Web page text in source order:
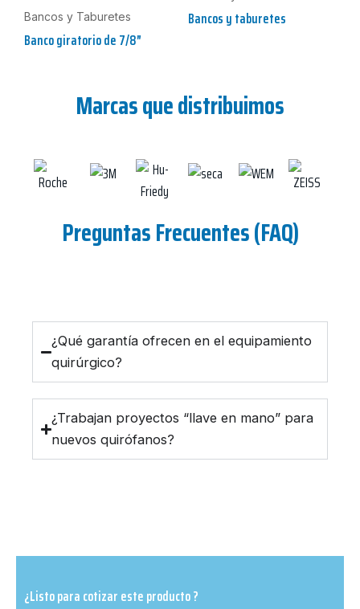
Bancos y Taburetes
Banco giratorio de 7/8″
Bancos y taburetes
Marcas que distribuimos
Preguntas Frecuentes (FAQ)
¿Qué garantía ofrecen en el equipamiento
quirúrgico?
¿Trabajan proyectos “llave en mano” para
nuevos quirófanos?
¿Listo para cotizar este producto ?